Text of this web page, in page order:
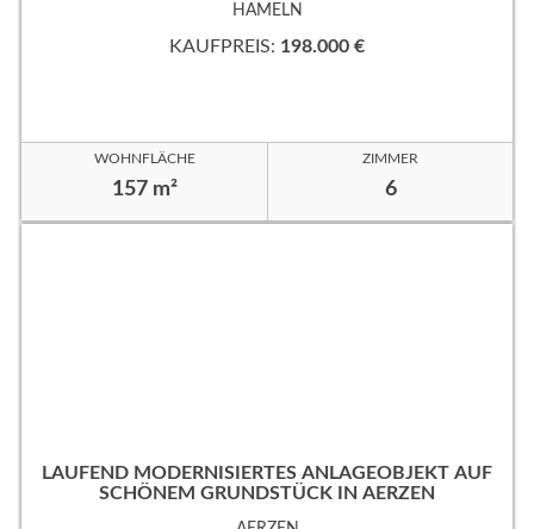
HAMELN
KAUFPREIS: 198.000 €
WOHNFLÄCHE
157 m²
ZIMMER
6
LAUFEND MODERNISIERTES ANLAGEOBJEKT AUF
SCHÖNEM GRUNDSTÜCK IN AERZEN